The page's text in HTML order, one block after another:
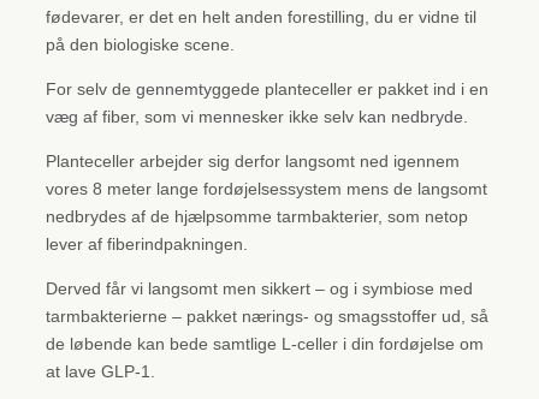
fødevarer, er det en helt anden forestilling, du er vidne til
på den biologiske scene.
For selv de gennemtyggede planteceller er pakket ind i en
væg af fiber, som vi mennesker ikke selv kan nedbryde.
Planteceller arbejder sig derfor langsomt ned igennem
vores 8 meter lange fordøjelsessystem mens de langsomt
nedbrydes af de hjælpsomme tarmbakterier, som netop
lever af fiberindpakningen.
Derved får vi langsomt men sikkert – og i symbiose med
tarmbakterierne – pakket nærings- og smagsstoffer ud, så
de løbende kan bede samtlige L-celler i din fordøjelse om
at lave GLP-1.